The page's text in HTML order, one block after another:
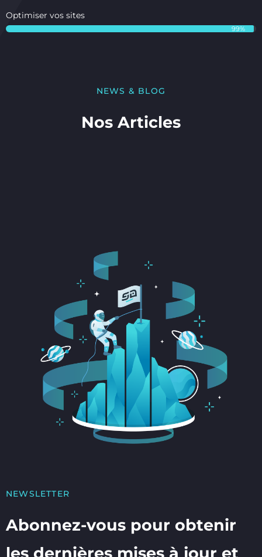
Optimiser vos sites
99%
NEWS & BLOG
Nos Articles​
NEWSLETTER
Abonnez-vous pour obtenir